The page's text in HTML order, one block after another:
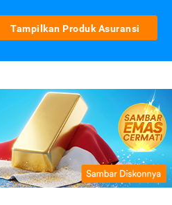
Tampilkan Produk Asuransi